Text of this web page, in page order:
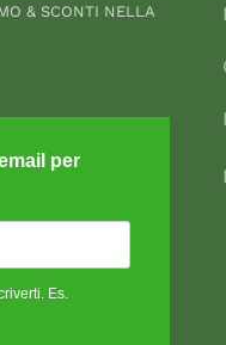
& SCONTI NELLA
per
Es.